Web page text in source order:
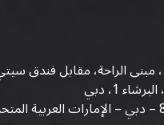
المحل رقم 18، مبنى الراحة، مقابل
1، دبي